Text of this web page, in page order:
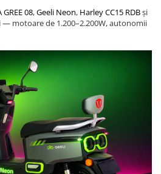
GREE 08,Geeli Neon, Harley CC15 RDBși
— motoare de 1.200–2.200W, autonomii